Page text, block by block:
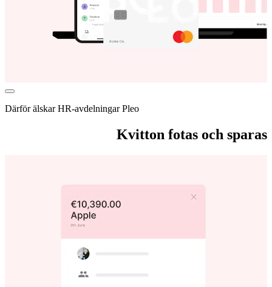
Därför älskar HR-avdelningar Pleo
Kvitton fotas och sparas